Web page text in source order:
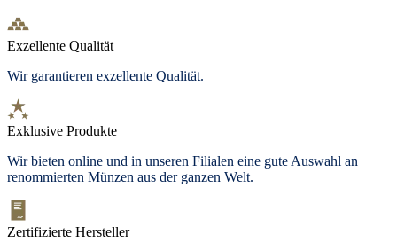
Exzellente Qualität
Wir garantieren exzellente Qualität.
Exklusive Produkte
Wir bieten online und in unseren Filialen eine gute Auswahl an
renommierten Münzen aus der ganzen Welt.
Zertifizierte Hersteller